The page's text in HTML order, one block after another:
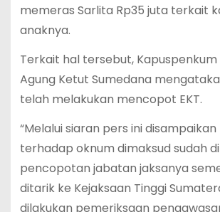
memeras Sarlita Rp35 juta terkait
anaknya.
Terkait hal tersebut, Kapuspenkum
Agung Ketut Sumedana
telah melakukan mencopot EKT.
“Melalui siaran pers ini
terhadap oknum dimaksud sudah
pencopotan jabatan jaksanya
ditarik ke Kejaksaan Tinggi
dilakukan pemeriksaan